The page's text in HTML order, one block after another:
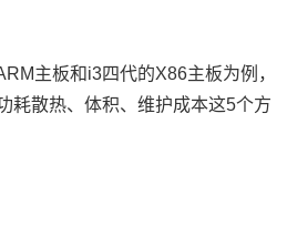
主板和i3四代的X86主板为例，
耗散热、体积、维护成本这5个方